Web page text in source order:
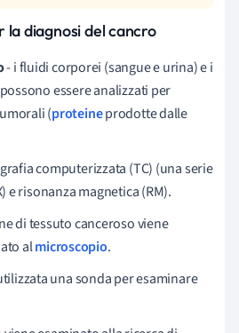
la diagnosi del cancro
- i fluidi corporei (sangue e urina) e i
essere analizzati per
(proteineprodotte dalle
computerizzata (TC) (una serie
e risonanza magnetica (RM).
di tessuto canceroso viene
almicroscopio.
una sonda per esaminare